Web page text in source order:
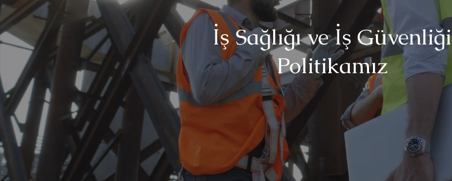
İş Sağlığı ve İş Güvenliği
Politikamız